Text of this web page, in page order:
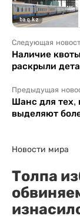
Следующая
Наличие
раскрыли
Предыдущая
Шанс для тех,
выделяют
Новости мира
Толпа